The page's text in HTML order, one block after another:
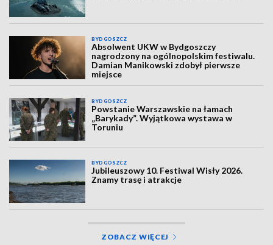
BYDGOSZCZ
Absolwent UKW w Bydgoszczy
nagrodzony na ogólnopolskim festiwalu.
Damian Manikowski zdobył pierwsze
miejsce
BYDGOSZCZ
Powstanie Warszawskie na łamach
„Barykady”. Wyjątkowa wystawa w
Toruniu
BYDGOSZCZ
Jubileuszowy 10. Festiwal Wisły 2026.
Znamy trasę i atrakcje
ZOBACZ WIĘCEJ